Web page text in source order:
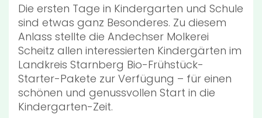
Die ersten Tage in Kindergarten und Schule
sind etwas ganz Besonderes. Zu diesem
Anlass stellte die Andechser Molkerei
Scheitz allen interessierten Kindergärten im
Landkreis Starnberg Bio-Frühstück-
Starter-Pakete zur Verfügung – für einen
schönen und genussvollen Start in die
Kindergarten-Zeit.